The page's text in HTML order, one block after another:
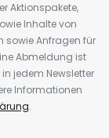
Aktionspakete,
Inhalte von
sowie Anfragen für
Abmeldung ist
jedem Newsletter
Informationen
.